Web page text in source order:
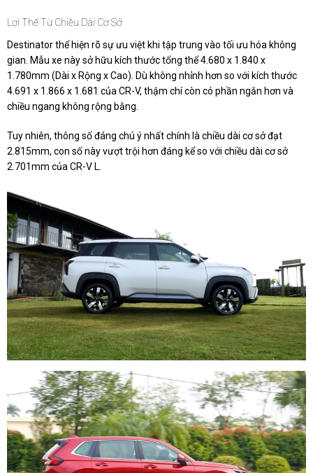
Lợi Thế Từ Chiều Dài Cơ Sở
Destinator thể hiện rõ sự ưu việt khi tập trung vào tối ưu hóa không
gian. Mẫu xe này sở hữu kích thước tổng thể 4.680 x 1.840 x
1.780mm (Dài x Rộng x Cao). Dù không nhỉnh hơn so với kích thước
4.691 x 1.866 x 1.681 của CR-V, thậm chí còn có phần ngắn hơn và
chiều ngang không rộng bằng.
Tuy nhiên, thông số đáng chú ý nhất chính là chiều dài cơ sở đạt
2.815mm, con số này vượt trội hơn đáng kể so với chiều dài cơ sở
2.701mm của CR-V L.